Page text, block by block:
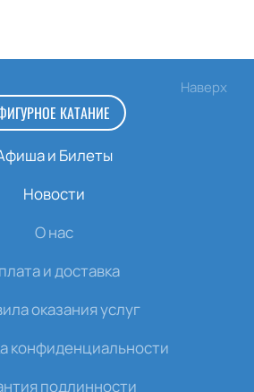
Наверх
КАТАНИЕ
и Билеты
Новости
О нас
и доставка
оказания услуг
конфиденциальности
подлинности